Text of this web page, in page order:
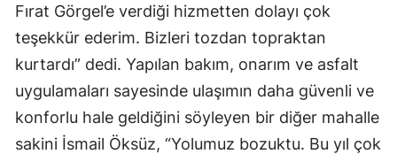
Fırat Görgel’e verdiği hizmetten dolayı çok
teşekkür ederim. Bizleri tozdan topraktan
kurtardı” dedi. Yapılan bakım, onarım ve asfalt
uygulamaları sayesinde ulaşımın daha güvenli ve
konforlu hale geldiğini söyleyen bir diğer mahalle
sakini İsmail Öksüz, “Yolumuz bozuktu. Bu yıl çok